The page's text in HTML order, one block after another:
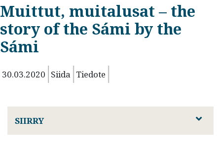
Muittut, muitalusat – the
story of the Sámi by the
Sámi
30.03.2020 Siida Tiedote
SIIRRY